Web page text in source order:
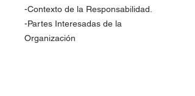
-Contexto de la Responsabilidad.
-Partes Interesadas de la
Organización